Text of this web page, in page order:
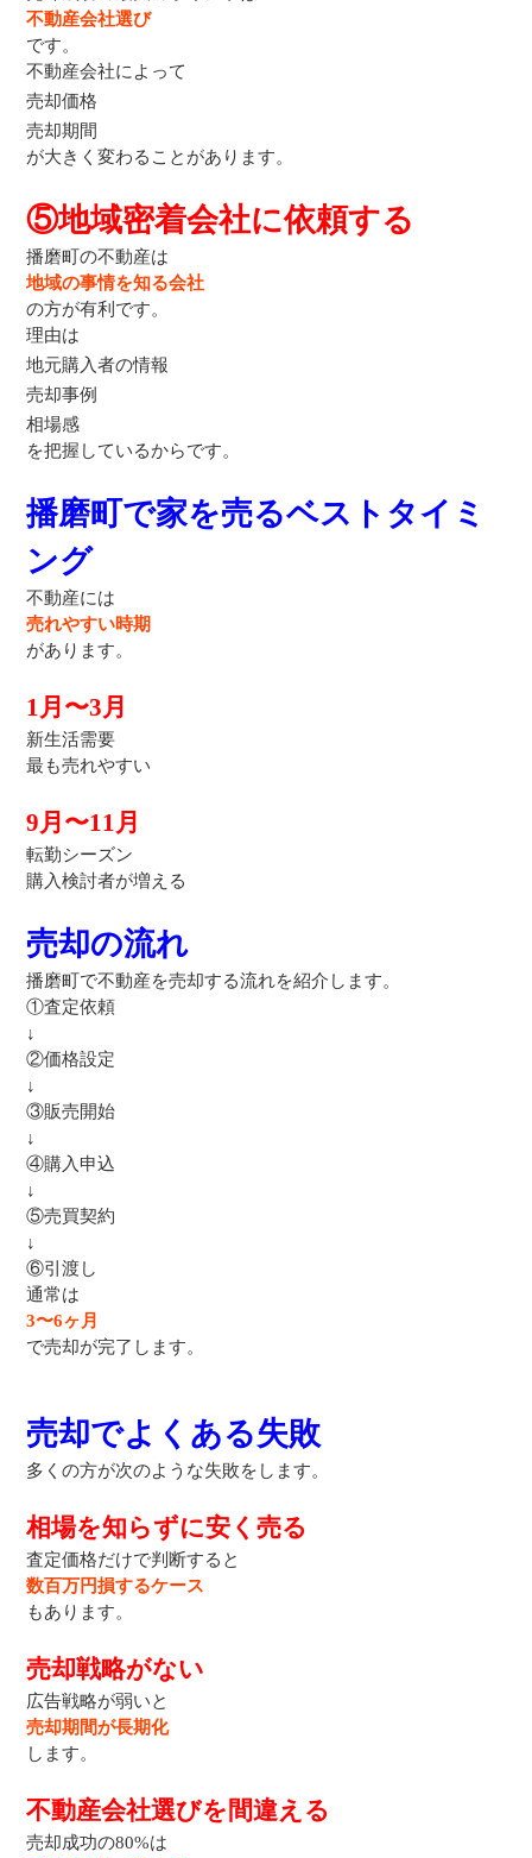
不動産会社選び
です。
不動産会社によって
売却価格
売却期間
が大きく変わることがあります。
⑤地域密着会社に依頼する
播磨町の不動産は
地域の事情を知る会社
の方が有利です。
理由は
地元購入者の情報
売却事例
相場感
を把握しているからです。
播磨町で家を売るベストタイミ
ング
不動産には
売れやすい時期
があります。
1月〜3月
新生活需要
最も売れやすい
9月〜11月
転勤シーズン
購入検討者が増える
売却の流れ
播磨町で不動産を売却する流れを紹介します。
①査定依頼
↓
②価格設定
↓
③販売開始
↓
④購入申込
↓
⑤売買契約
↓
⑥引渡し
通常は
3〜6ヶ月
で売却が完了します。
売却でよくある失敗
多くの方が次のような失敗をします。
相場を知らずに安く売る
査定価格だけで判断すると
数百万円損するケース
もあります。
売却戦略がない
広告戦略が弱いと
売却期間が長期化
します。
不動産会社選びを間違える
売却成功の80%は